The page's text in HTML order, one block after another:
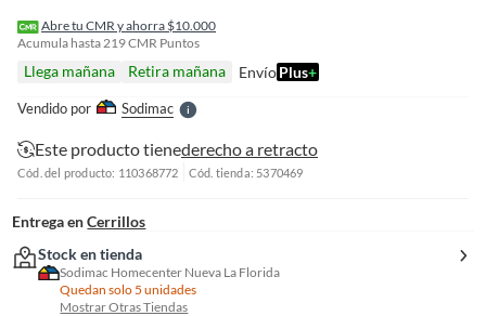
Abre tu CMR y ahorra $10.000
Acumula hasta219CMR Puntos
Llega mañana Retira mañana EnvíoPlus+
Vendido por SodimacS
l
e
r
Este producto tienederecho a retracto
Cód. del producto: 110368772 Cód. tienda: 5370469
Entrega en Cerrillos
Stock en tienda
Sodimac Homecenter Nueva La Florida
Quedan solo 5 unidades
Mostrar Otras Tiendas